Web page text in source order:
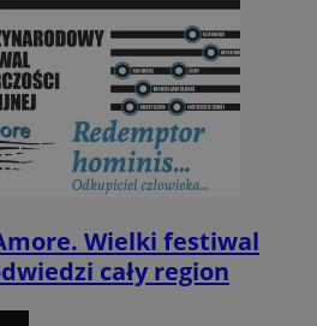
Wielki festiwal
cały region